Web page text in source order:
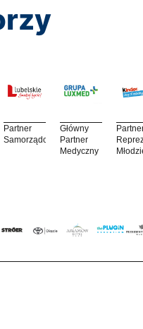
Partner
Samorządowy
Główny
Partner
Medyczny